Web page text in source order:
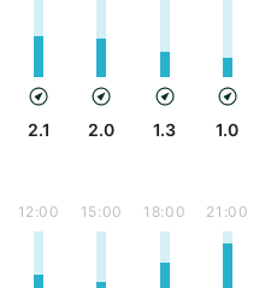
2.1 2.0 1.3 1.0
12:00 15:00 18:00 21:00